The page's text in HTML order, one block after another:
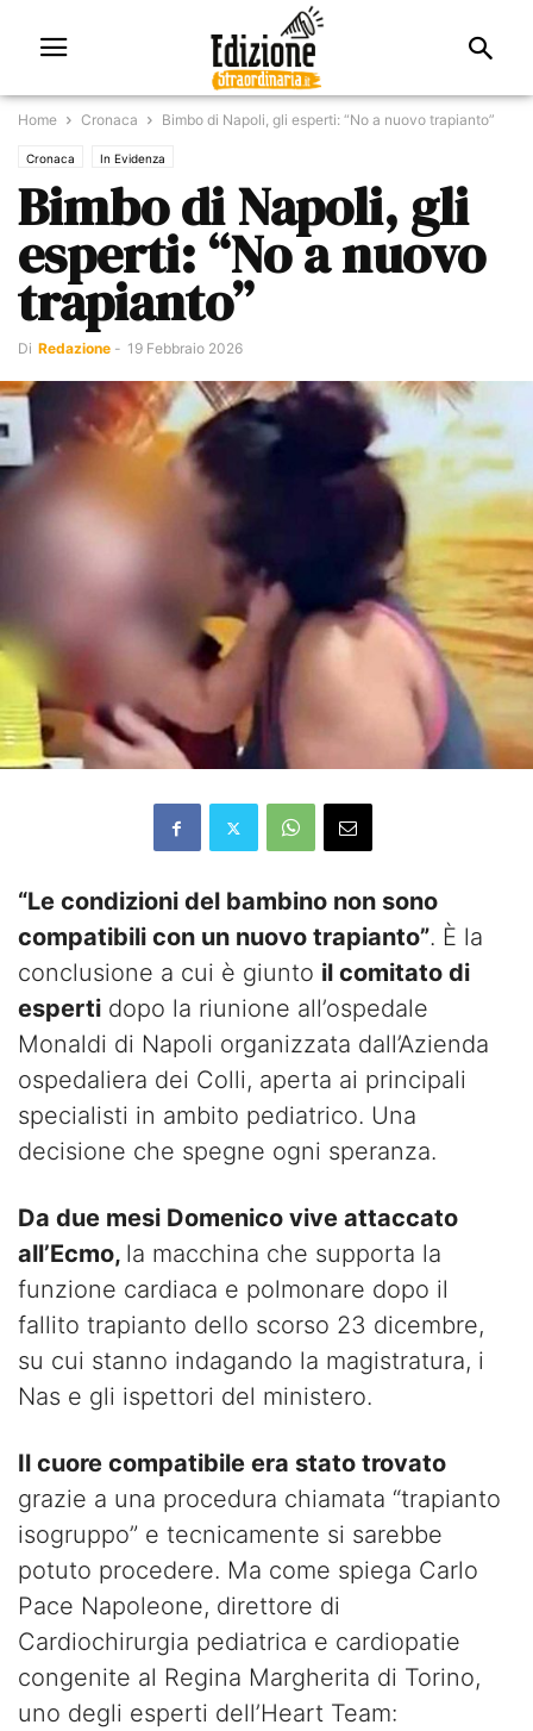
Home Cronaca Bimbo di Napoli, gli esperti: “No a nuovo trapianto”
Cronaca In Evidenza
Bimbo di Napoli, gli
esperti: “No a nuovo
trapianto”
Di Redazione - 19 Febbraio 2026
“Le condizioni del bambino non sono
compatibili con un nuovo trapianto”. È la
conclusione a cui è giunto il comitato di
esperti dopo la riunione all’ospedale
Monaldi di Napoli organizzata dall’Azienda
ospedaliera dei Colli, aperta ai principali
specialisti in ambito pediatrico. Una
decisione che spegne ogni speranza.
Da due mesi Domenico vive attaccato
all’Ecmo, la macchina che supporta la
funzione cardiaca e polmonare dopo il
fallito trapianto dello scorso 23 dicembre,
su cui stanno indagando la magistratura, i
Nas e gli ispettori del ministero.
Il cuore compatibile era stato trovato
grazie a una procedura chiamata “trapianto
isogruppo” e tecnicamente si sarebbe
potuto procedere. Ma come spiega Carlo
Pace Napoleone, direttore di
Cardiochirurgia pediatrica e cardiopatie
congenite al Regina Margherita di Torino,
uno degli esperti dell’Heart Team: